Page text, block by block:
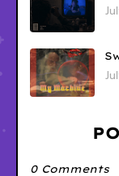
0 Comments